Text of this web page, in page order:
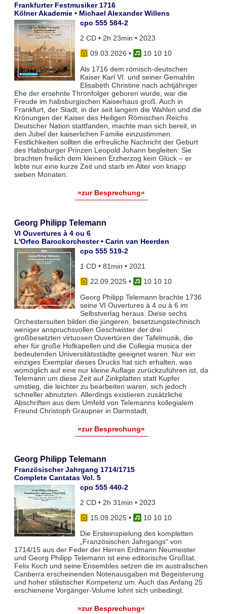
Frankfurter Festmusiker 1716
Kölner Akademie • Michael Alexander Willens
cpo 555 584-2
2 CD • 2h 23min • 2023
09.03.2026 •
10 10 10
Als 1716 dem römisch-deutschen
Kaiser Karl VI. und seiner Gemahlin
Elisabeth Christine nach achtjähriger
Ehe der ersehnte Thronfolger geboren wurde, war die
Freude im habsburgischen Kaiserhaus groß. Auch in
Frankfurt, der Stadt, in der seit langem die Wahlen und die
Krönun­gen der Kaiser des Heiligen Römischen Reichs
Deutscher Nation stattfanden, machte man sich bereit, in
den Jubel der kaiserlichen Familie einzustimmen.
Festlichkeiten soll­ten die erfreuli­che Nachricht der Geburt
des Habsburger Prinzen Leopold Jo­hann be­gleiten: Sie
brachten freilich dem klei­nen Erzherzog kein Glück – er
lebte nur eine kurze Zeit und starb im Alter von knapp
sieben Monaten.
»zur Besprechung«
Georg Philipp Telemann
VI Ouvertures à 4 ou 6
L'Orfeo Barockorchester • Carin van Heerden
cpo 555 519-2
1 CD • 81min • 2021
22.09.2025•
10 10 10
Georg Philipp Telemann brachte 1736
seine VI Ouvertures à 4 ou à 6 im
Selbstverlag heraus. Diese sechs
Orchestersuiten bilden die jüngeren, besetzungstechnisch
weniger anspruchsvollen Geschwister der drei
großbesetzten virtuosen Ouvertüren der Tafelmusik, die
eher für große Hofkapellen und die Collegia musica der
bedeutenden Universitätsstädte geeignet waren. Nur ein
einziges Exemplar dieses Drucks hat sich erhalten, was
womöglich auf eine nur kleine Auflage zurückzuführen ist, da
Telemann um diese Zeit auf Zinkplatten statt Kupfer
umstieg, die leichter zu bearbeiten waren, sich jedoch
schneller abnutzten. Allerdings existieren zusätzliche
Abschriften aus dem Umfeld von Telemanns kollegialem
Freund Christoph Graupner in Darmstadt.
»zur Besprechung«
Georg Philipp Telemann
Französischer Jahrgang 1714/1715
Complete Cantatas Vol. 5
cpo 555 440-2
2 CD • 2h 31min • 2023
15.09.2025•
10 10 10
Die Ersteinspielung des kompletten
„Französischen Jahrgangs“ von
1714/15 aus der Feder der Herren Erdmann Neumeister
und Georg Philipp Telemann ist eine editorische Großtat.
Felix Koch und seine Ensembles setzen die im australischen
Canberra erscheinenden Notenausgaben mit Begeisterung
und hoher stilistischer Kompetenz um. Auch das Anfang 25
erschienene Vorgänger-Volume lohnt sich unbedingt.
»zur Besprechung«